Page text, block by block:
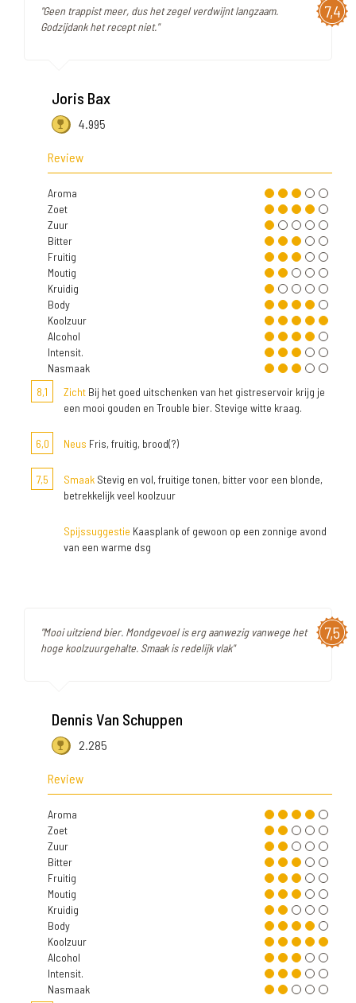
7,4
"Geen trappist meer, dus het zegel verdwijnt langzaam.
Godzijdank het recept niet."
Joris Bax
4.995
Review
Aroma
Zoet
Zuur
Bitter
Fruitig
Moutig
Kruidig
Body
Koolzuur
Alcohol
Intensit.
Nasmaak
8,1
Zicht Bij het goed uitschenken van het gistreservoir krijg je
een mooi gouden en Trouble bier. Stevige witte kraag.
6,0 Neus Fris, fruitig, brood(?)
7,5 Smaak Stevig en vol, fruitige tonen, bitter voor een blonde,
betrekkelijk veel koolzuur
Spijssuggestie Kaasplank of gewoon op een zonnige avond
van een warme dsg
7,5
"Mooi uitziend bier. Mondgevoel is erg aanwezig vanwege het
hoge koolzuurgehalte. Smaak is redelijk vlak"
Dennis Van Schuppen
2.285
Review
Aroma
Zoet
Zuur
Bitter
Fruitig
Moutig
Kruidig
Body
Koolzuur
Alcohol
Intensit.
Nasmaak